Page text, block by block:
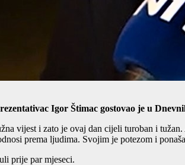
Igor Štimac gostovao je u
vijest i zato je ovaj dan cijeli turoban i
prema ljudima. Svojim je potezom i
prije par mjeseci.